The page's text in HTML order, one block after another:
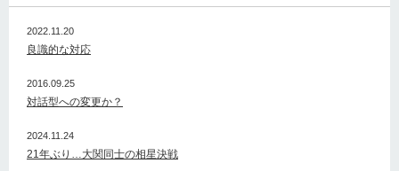
2022.11.20
良識的な対応
2016.09.25
対話型への変更か？
2024.11.24
21年ぶり…大関同士の相星決戦